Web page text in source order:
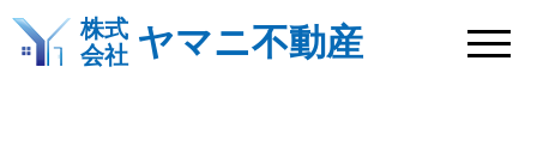
株式
会社 ヤマニ不動産